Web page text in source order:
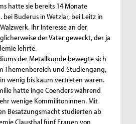
hatte sie bereits 14 Monate
bei Buderus in Wetzlar, bei Leitz in
Ihr Interesse an der
der Vater geweckt, der ja
lehrte.
der Metallkunde bewegte sich
Themenbereich und Studiengang,
wenig bis kaum vertreten waren.
hatte Inge Coenders während
wenige Kommilitoninnen. Mit
Besatzungsmacht studierten ab
Clausthal fünf Frauen von